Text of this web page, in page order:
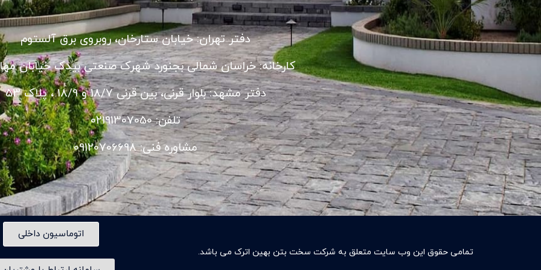
دفتر تهران: خیابان ستارخان، روبروی برق آلستوم
کارخانه: خراسان شمالی بجنورد شهرک صنعتی بیدک خیابان
دفتر مشهد: بلوار قرنی، بین قرنی 18/7 و 18/9 ، پلاک 53
تلفن: 02191307050
مشاوره فنی: 09120706698
تمامی حقوق این وب سایت متعلق به شرکت سخت بتن بهین اترک می باشد.
اتوماسیون داخلی